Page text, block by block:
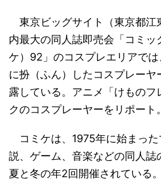
東京ビッグサイト（東京都江
内最大の同人誌即売会「コミッ
ケ）92」のコスプレエリアで
に扮（ふん）したコスプレーヤ
露している。アニメ「けものフ
クのコスプレーヤーをリポート。
コミケは、1975年に始まっ
説、ゲーム、音楽などの同人誌
夏と冬の年2回開催されている